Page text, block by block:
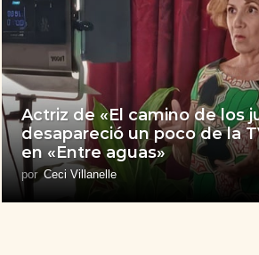
Actriz de «El camino de los
desapareció un poco de la
en «Entre aguas»
por Ceci Villanelle